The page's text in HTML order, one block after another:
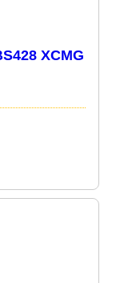
XCMG